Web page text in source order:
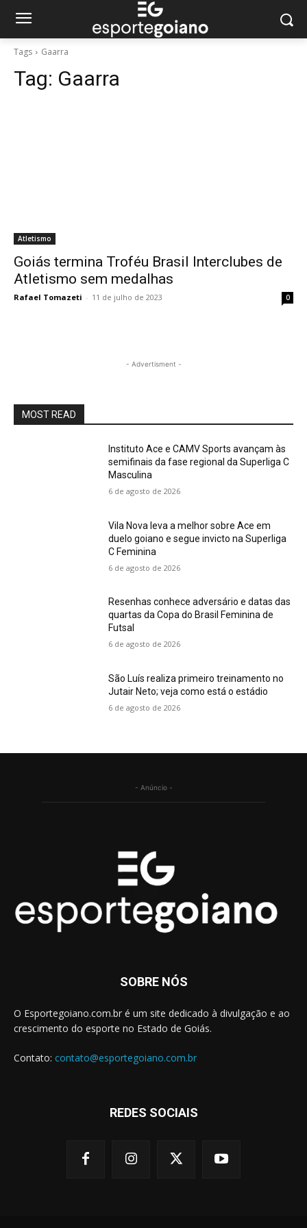
Tags Gaarra
Tag: Gaarra
Atletismo
Goiás termina Troféu Brasil Interclubes de
Atletismo sem medalhas
Rafael Tomazeti - 11 de julho de 2023 0
- Advertisment -
MOST READ
Instituto Ace e CAMV Sports avançam às
semifinais da fase regional da Superliga C
Masculina
6 de agosto de 2026
Vila Nova leva a melhor sobre Ace em
duelo goiano e segue invicto na Superliga
C Feminina
6 de agosto de 2026
Resenhas conhece adversário e datas das
quartas da Copa do Brasil Feminina de
Futsal
6 de agosto de 2026
São Luís realiza primeiro treinamento no
Jutair Neto; veja como está o estádio
6 de agosto de 2026
- Anúncio -
SOBRE NÓS
O Esportegoiano.com.br é um site dedicado à divulgação e ao
crescimento do esporte no Estado de Goiás.
Contato: contato@esportegoiano.com.br
REDES SOCIAIS